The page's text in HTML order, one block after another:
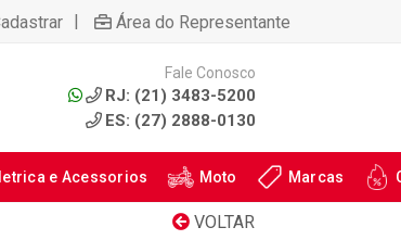
| Área do Representante
Fale Conosco
RJ: (21) 3483-5200
ES: (27) 2888-0130
e Acessorios Moto Marcas
VOLTAR